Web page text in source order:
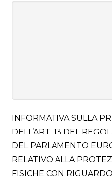
INFORMATIVA SULLA
DELL’ART. 13 DEL
DEL PARLAMENTO
RELATIVO ALLA
FISICHE CON